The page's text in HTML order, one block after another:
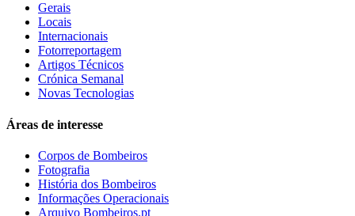
Gerais
Locais
Internacionais
Fotorreportagem
Artigos Técnicos
Crónica Semanal
Novas Tecnologias
Áreas de interesse
Corpos de Bombeiros
Fotografia
História dos Bombeiros
Informações Operacionais
Arquivo Bombeiros.pt